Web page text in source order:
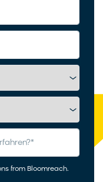
*
from Bloomreach.